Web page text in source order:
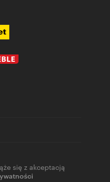
się z akceptacją